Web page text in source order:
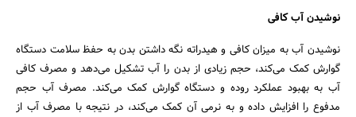
نوشیدن آب کافی
نوشیدن آب به میزان کافی و هیدراته نگه داشتن بدن به حفظ سلامت دستگاه
گوارش کمک می‌کند، حجم زیادی از بدن را آب تشکیل می‌دهد و مصرف کافی
آب به بهبود عملکرد روده و دستگاه گوارش کمک می‌کند. مصرف آب حجم
مدفوع را افزایش داده و به نرمی آن کمک می‌کند، در نتیجه با مصرف آب از